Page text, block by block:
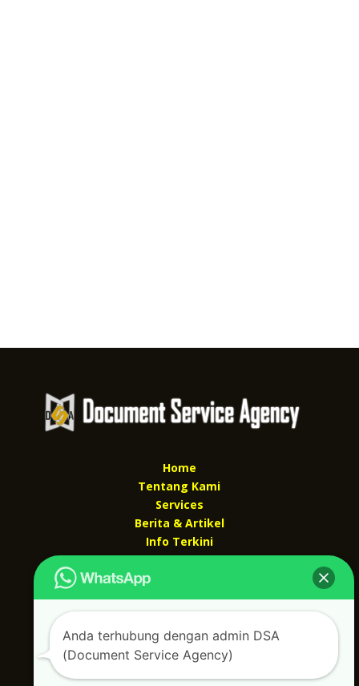
Home
Tentang Kami
Services
Berita & Artikel
Info Terkini
Kontak Kami
Kontak kami
Alamat kantor :
Jl Swadaya Pam No 6 Rt 006 Rw 007 Jatinegara,
Cakung, Jakarta Timur 13930
(Dekat Mesjid Al Marzukiyah Swadaya Pam)
Anda terhubung dengan admin DSA
(Document Service Agency)